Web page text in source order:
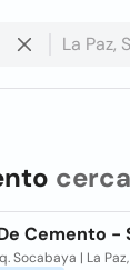
Cemento -
Socabaya | La